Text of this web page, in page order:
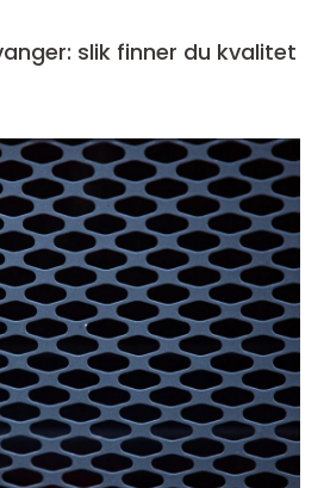
slik finner du kvalitet